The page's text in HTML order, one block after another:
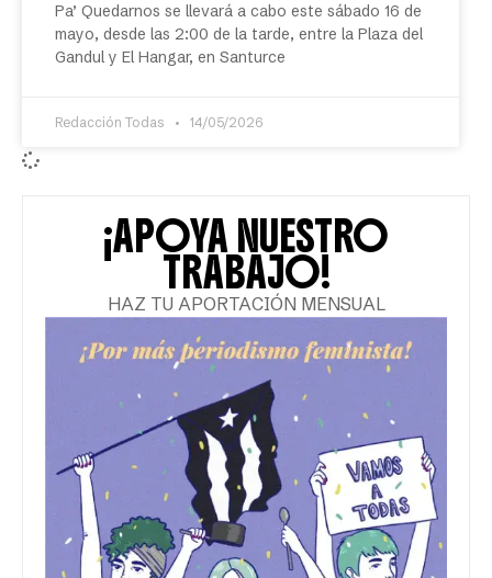
Pa’ Quedarnos se llevará a cabo este sábado 16 de
mayo, desde las 2:00 de la tarde, entre la Plaza del
Gandul y El Hangar, en Santurce
Redacción Todas 14/05/2026
¡APOYA NUESTRO
TRABAJO!
HAZ TU APORTACIÓN MENSUAL